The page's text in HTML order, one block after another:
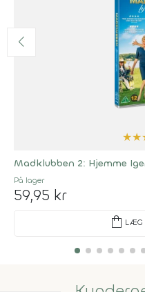
★★
Madklubben 2: Hjemme
På lager
59,95 kr
shopping_bag LÆG